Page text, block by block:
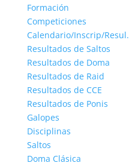
Formación
Competiciones
Calendario/Inscrip/Resul.
Resultados de Saltos
Resultados de Doma
Resultados de Raid
Resultados de CCE
Resultados de Ponis
Galopes
Disciplinas
Saltos
Doma Clásica